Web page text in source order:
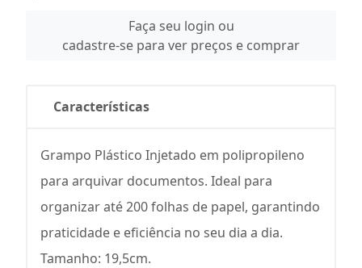
Faça seu login ou
cadastre-se para ver preços e comprar
Características
Grampo Plástico Injetado em polipropileno
para arquivar documentos. Ideal para
organizar até 200 folhas de papel, garantindo
praticidade e eficiência no seu dia a dia.
Tamanho: 19,5cm.